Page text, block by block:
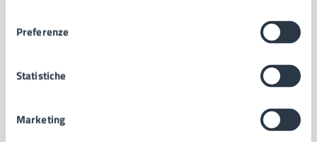
Preferenze
Statistiche
Marketing
Personale amministrativo
Intranet, posta aziendale e protocollo
CATEGORIE DI SERVIZIO